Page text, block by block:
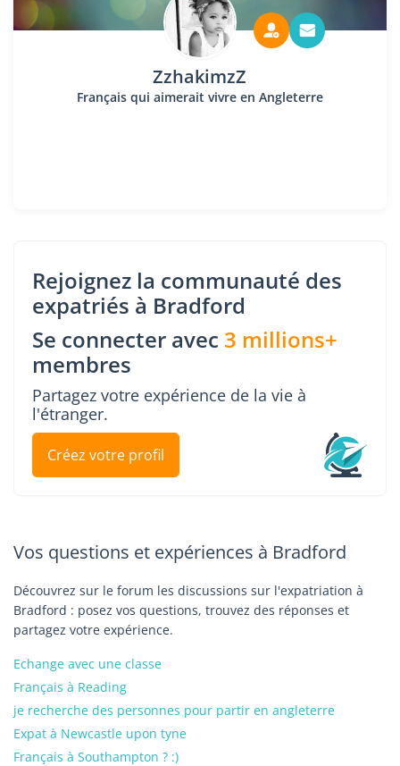
ZzhakimzZ
Français qui aimerait vivre en Angleterre
Rejoignez la communauté des
expatriés à Bradford
Se connecter avec 3 millions+
membres
Partagez votre expérience de la vie à
l'étranger.
Créez votre profil
Vos questions et expériences à Bradford
Découvrez sur le forum les discussions sur l'expatriation à
Bradford : posez vos questions, trouvez des réponses et
partagez votre expérience.
Echange avec une classe
Français à Reading
je recherche des personnes pour partir en angleterre
Expat à Newcastle upon tyne
Français à Southampton ? :)